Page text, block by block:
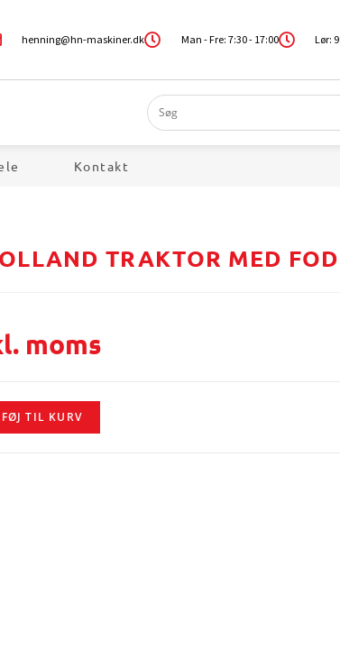
henning@hn-maskiner.dk Man - Fre: 7:30 - 17:00 Lør:
Kontakt
TRAKTOR MED
moms
TIL KURV